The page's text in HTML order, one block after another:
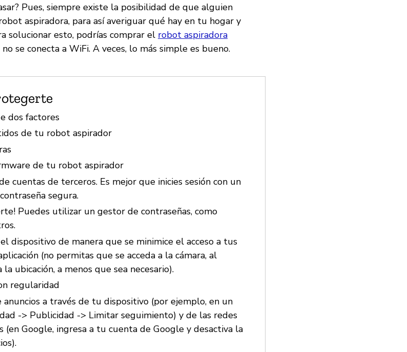
Pues, siempre existe la posibilidad de que alguien
aspiradora, para así averiguar qué hay en tu hogar y
solucionar esto, podrías comprar el robot aspiradora
se conecta a WiFi. A veces, lo más simple es bueno.
dos factores
de tu robot aspirador
de tu robot aspirador
cuentas de terceros. Es mejor que inicies sesión con un
segura.
Puedes utilizar un gestor de contraseñas, como
dispositivo de manera que se minimice el acceso a tus
(no permitas que se acceda a la cámara, al
ubicación, a menos que sea necesario).
regularidad
a través de tu dispositivo (por ejemplo, en un
-> Publicidad -> Limitar seguimiento) y de las redes
(en Google, ingresa a tu cuenta de Google y desactiva la